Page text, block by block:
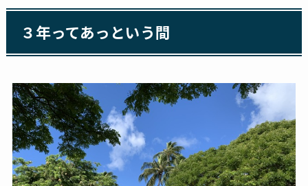
３年ってあっという間